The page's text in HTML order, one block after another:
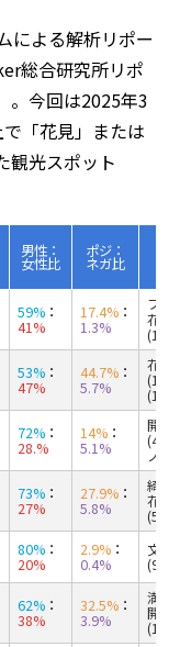
による解析リポー
総合研究所リポ
。今回は2025年3
「花見」または
観光スポット
男性：
女性比
ポジ：
ネガ比
59%：
41%
17.4%：
1.3%
フェ
花見
53%：
47%
44.7%：
5.7%
花見
72%：
28.%
14%：
5.1%
開花
ノ
73%：
27%
27.9%：
5.8%
綺麗
花
(5%)
80%：
20%
2.9%：
0.4%
文化
62%：
38%
32.5%：
3.9%
満開
開花